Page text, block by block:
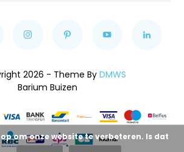
2026 - Theme ByDMWS
Barium Buizen
om onze website te verbeteren. Is dat